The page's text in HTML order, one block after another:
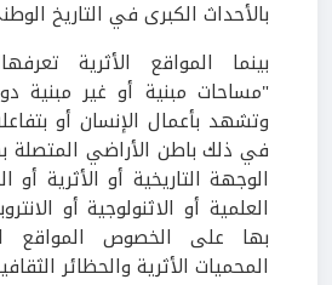
بالأحداث الكبرى في التاريخ
بينما المواقع الأثرية تعرفها
"مساحات مبنية أو غير مبنية
وتشهد بأعمال الإنسان أو
في ذلك باطن الأراضي المتصلة
الوجهة التاريخية أو الأثرية أو
العلمية أو الاثنولوجية أو
بها على الخصوص المواقع
المحميات الأثرية والحظائر